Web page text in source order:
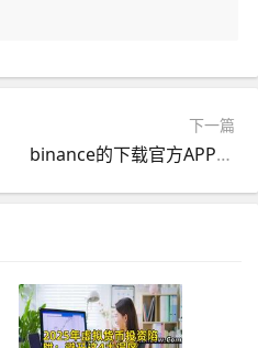
下一篇
binance的下载官方APP(v6.1.39)_binance还能交易么